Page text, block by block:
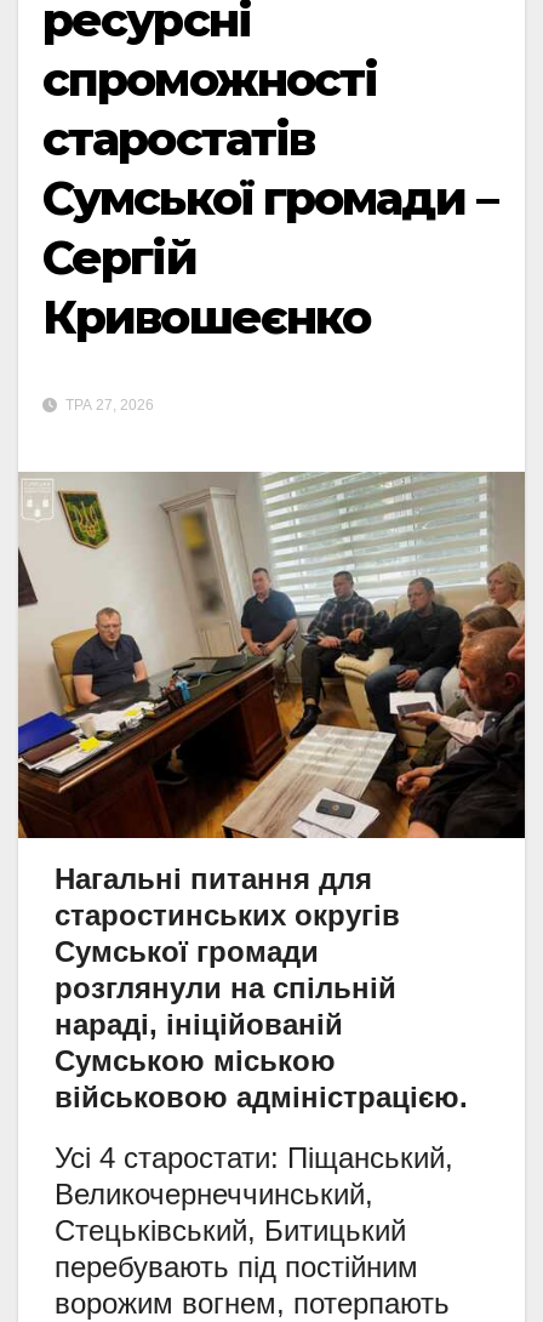
ресурсні
спроможності
старостатів
Сумської громади –
Сергій
Кривошеєнко
ТРА 27, 2026
Нагальні питання для
старостинських округів
Сумської громади
розглянули на спільній
нараді, ініційованій
Сумською міською
військовою адміністрацією.
Усі 4 старостати: Піщанський,
Великочернеччинський,
Стецьківський, Битицький
перебувають під постійним
ворожим вогнем, потерпають